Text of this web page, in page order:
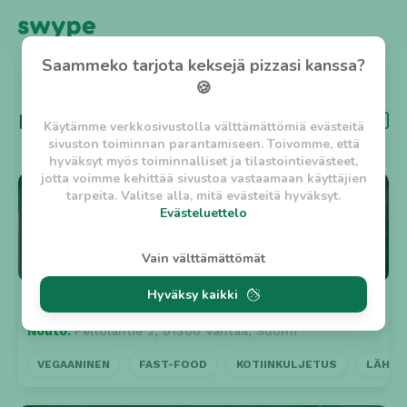
Saammeko tarjota keksejä pizzasi kanssa?
🍪
Käytämme verkkosivustolla välttämättömiä evästeitä
sivuston toiminnan parantamiseen. Toivomme, että
hyväksyt myös toiminnalliset ja tilastointievästeet,
jotta voimme kehittää sivustoa vastaamaan käyttäjien
tarpeita. Valitse alla, mitä evästeitä hyväksyt.
Evästeluettelo
Evästeluettelo
Välttämättömät evästeet
- Lyhytaikainen istuntoeväste, jonka
tarkoituksena on estää vaarallista liikennettä
sivustolla. (2 tuntia)
tarkoituksena on auttaa käyttäjää tilausten
viikkoa)
Vain välttämättömät
Hyväksy kaikki
TAKAISIN
KategoriaKaturuoka
The Taj Heaven n. 30min
Nouto:Peltolantie 2, 01300 Vantaa, Suomi
VEGAANINEN FAST-FOOD KOTIINKULJETUS